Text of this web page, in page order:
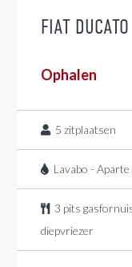
FIAT
Ophalen
5 zitplaatsen
Lavabo -
3 pits
diepvriezer